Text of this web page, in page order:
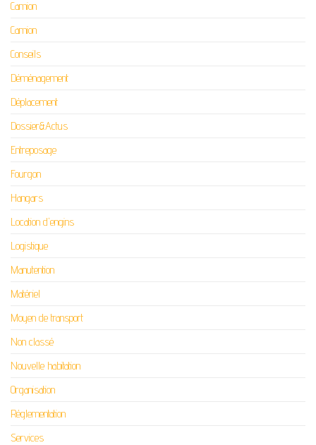
Camion
Camion
Conseils
Déménagement
Déplacement
Dossier&Actus
Entreposage
Fourgon
Hangars
Location d'engins
Logistique
Manutention
Matériel
Moyen de transport
Non classé
Nouvelle habitation
Organisation
Réglementation
Services